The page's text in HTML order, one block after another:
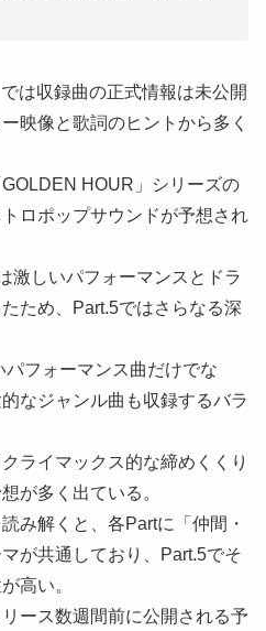
は収録曲の正式情報は未公開
映像と歌詞のヒントから多く
HOUR」シリーズの
ロポップサウンドが予想され
激しいパフォーマンスとドラ
ため、Part.5ではさらなる深
フォーマンス曲だけでな
なジャンル曲も収録するバラ
ライマックス的な締めくくり
が多く出ている。
み解くと、各Partに「仲間・
が共通しており、Part.5でそ
高い。
ース数週間前に公開される予